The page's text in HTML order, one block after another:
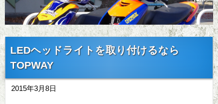
LEDヘッドライトを取り付けるなら
TOPWAY
2015年3月8日